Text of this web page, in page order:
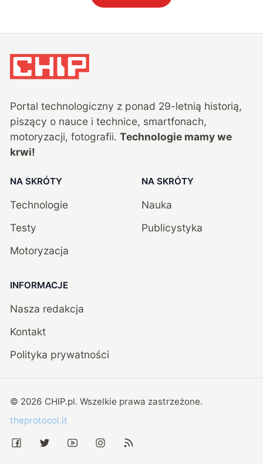
Portal technologiczny z ponad 29-letnią historią,
piszący o nauce i technice, smartfonach,
motoryzacji, fotografii. Technologie mamy we
krwi!
NA SKRÓTY
Technologie
Testy
Motoryzacja
NA SKRÓTY
Nauka
Publicystyka
INFORMACJE
Nasza redakcja
Kontakt
Polityka prywatności
© 2026 CHIP.pl. Wszelkie prawa zastrzeżone.
theprotocol.it